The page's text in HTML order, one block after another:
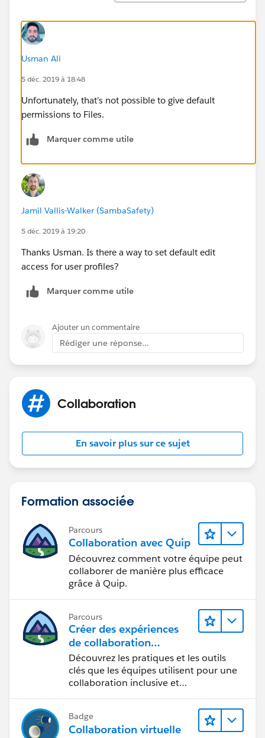
Usman Ali
5 déc. 2019 à 18:48
Unfortunately, that's not possible to give default
permissions to Files.
Marquer comme utile
Jamil Vallis-Walker (SambaSafety)
5 déc. 2019 à 19:20
Thanks Usman. Is there a way to set default edit
access for user profiles?
Marquer comme utile
Ajouter un commentaire
Rédiger une réponse...
Collaboration
En savoir plus sur ce sujet
Formation associée
Parcours
Collaboration avec Quip
Découvrez comment votre équipe peut
collaborer de manière plus efficace
grâce à Quip.
Parcours
Créer des expériences
de collaboration
inclusives lors du
processus de conception
Découvrez les pratiques et les outils
clés que les équipes utilisent pour une
collaboration inclusive et
interdisciplinaire.
Badge
Collaboration virtuelle